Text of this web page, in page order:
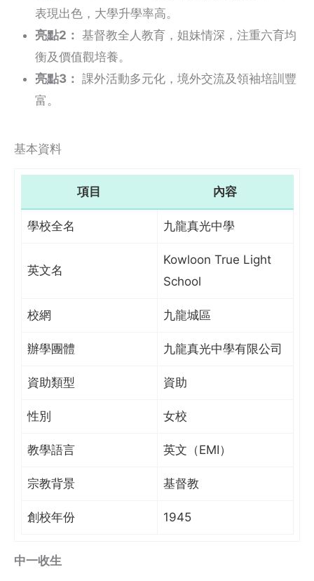
表現出色，大學升學率高。
亮點2： 基督教全人教育，姐妹情深，注重六育均
衡及價值觀培養。
亮點3： 課外活動多元化，境外交流及領袖培訓豐
富。
基本資料
項目 內容
學校全名 九龍真光中學
英文名
Kowloon True Light
School
校網 九龍城區
辦學團體 九龍真光中學有限公司
資助類型 資助
性別 女校
教學語言 英文（EMI）
宗教背景 基督教
創校年份 1945
中一收生